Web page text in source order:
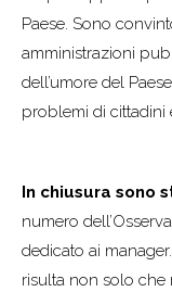
Paese. Sono
amministrazioni
dell’umore del
problemi di cittadini
In chiusura sono
numero
dedicato ai
risulta non solo che